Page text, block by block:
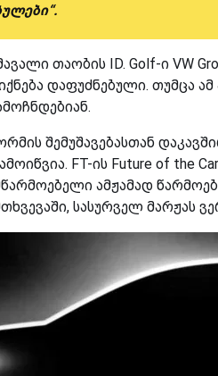
თაობის ID. Golf-ი VW
დაფუძნებული. თუმცა
შემუშავებასთან
FT-ის Future of the
ამჟამად
სასურველ მარჟას